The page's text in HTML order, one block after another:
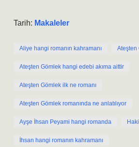
Tarih: Makaleler
Aliye hangi romanın kahramanı Ateşten
Ateşten Gömlek hangi edebi akıma aittir
Ateşten Gömlek ilk ne romanı
Ateşten Gömlek romanında ne anlatılıyor
Ayşe İhsan Peyami hangi romanda
İhsan hangi romanın kahramanı